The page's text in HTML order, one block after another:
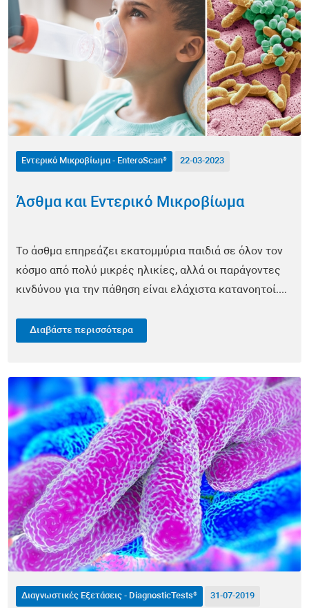
Αλλεργίες
Υγεία Άνδρα
Διατροφή
Μεταβολισμός / Παχυσαρκία
Αντιγήρανση
Ευζωία
Ύπνος
Νευρολογία
Λοιμώξεις
Παιδιατρική
Οδοντιατρική
Ορθοπεδική
Ογκολογία
Οφθαλμολογία
Εντερικό Μικροβίωμα - EnteroScan® 22-03-2023
Άσθμα και Εντερικό Μικροβίωμα
Το άσθμα επηρεάζει εκατομμύρια παιδιά σε όλον τον
κόσμο από πολύ μικρές ηλικίες, αλλά οι παράγοντες
κινδύνου για την πάθηση είναι ελάχιστα κατανοητοί....
Διαβάστε περισσότερα
Διαγνωστικές Εξετάσεις - DiagnosticTests® 31-07-2019